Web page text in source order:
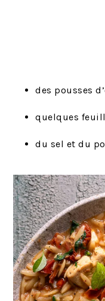
des pousses
quelques
du sel et du